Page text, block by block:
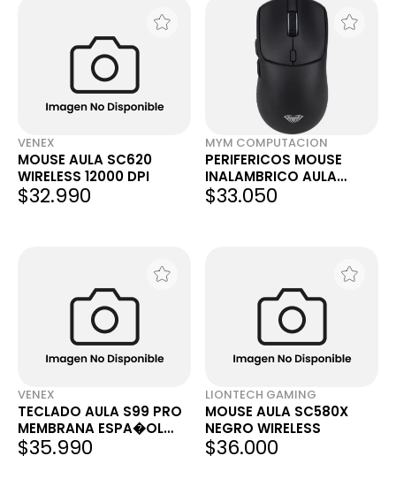
VENEX
MOUSE AULA SC620
WIRELESS 12000 DPI
$32.990
MYM COMPUTACION
PERIFERICOS MOUSE
INALAMBRICO AULA
SC580X BLACK BT
GAMER
$33.050
VENEX
TECLADO AULA S99 PRO
MEMBRANA ESPA�OL
INAL�MBRICO VERDE
RGB
$35.990
LIONTECH GAMING
MOUSE AULA SC580X
NEGRO WIRELESS
$36.000